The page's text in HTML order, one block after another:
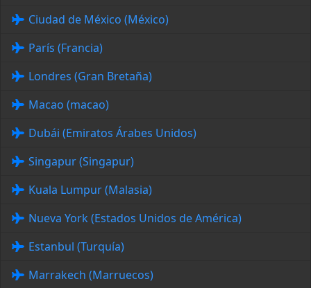
Ciudad de México (México)
París (Francia)
Londres (Gran Bretaña)
Macao (macao)
Dubái (Emiratos Árabes Unidos)
Singapur (Singapur)
Kuala Lumpur (Malasia)
Nueva York (Estados Unidos de América)
Estanbul (Turquía)
Marrakech (Marruecos)